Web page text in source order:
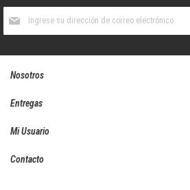
boletín
Nosotros
Entregas
Mi Usuario
Contacto